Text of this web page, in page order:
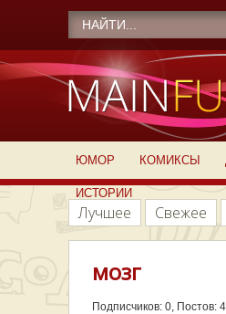
ЮМОР КОМИКСЫ
ИСТОРИИ
Лучшее Свежее
мозг
Подписчиков: 0, Постов: